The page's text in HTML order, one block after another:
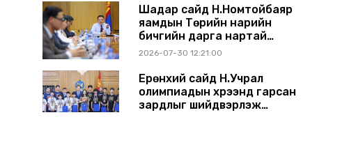
Шадар сайд Н.Номтойбаяр
яамдын Төрийн нарийн
бичгийн дарга нартай
шуурхай хуралдлаа
2026-07-30 12:21:00
Ерөнхий сайд Н.Учрал
олимпиадын хүрээнд гарсан
зардлыг шийдвэрлэж